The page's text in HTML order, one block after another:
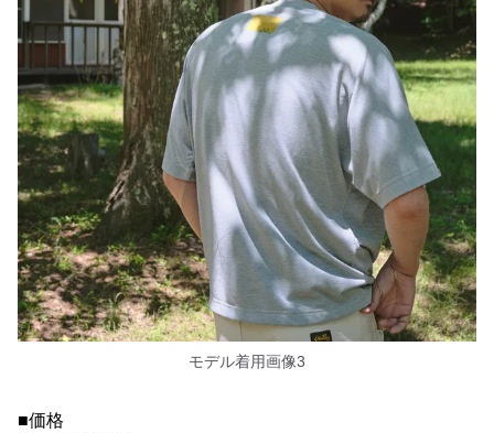
モデル着用画像3
■価格